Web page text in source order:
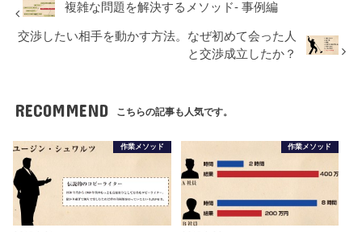
複雑な問題を解決するメソッド- 事例編
交渉したい相手を動かす方法。なぜ初めて会った人
と交渉成立したか？
RECOMMEND こちらの記事も人気です。
作業メソッド 作業メソッド